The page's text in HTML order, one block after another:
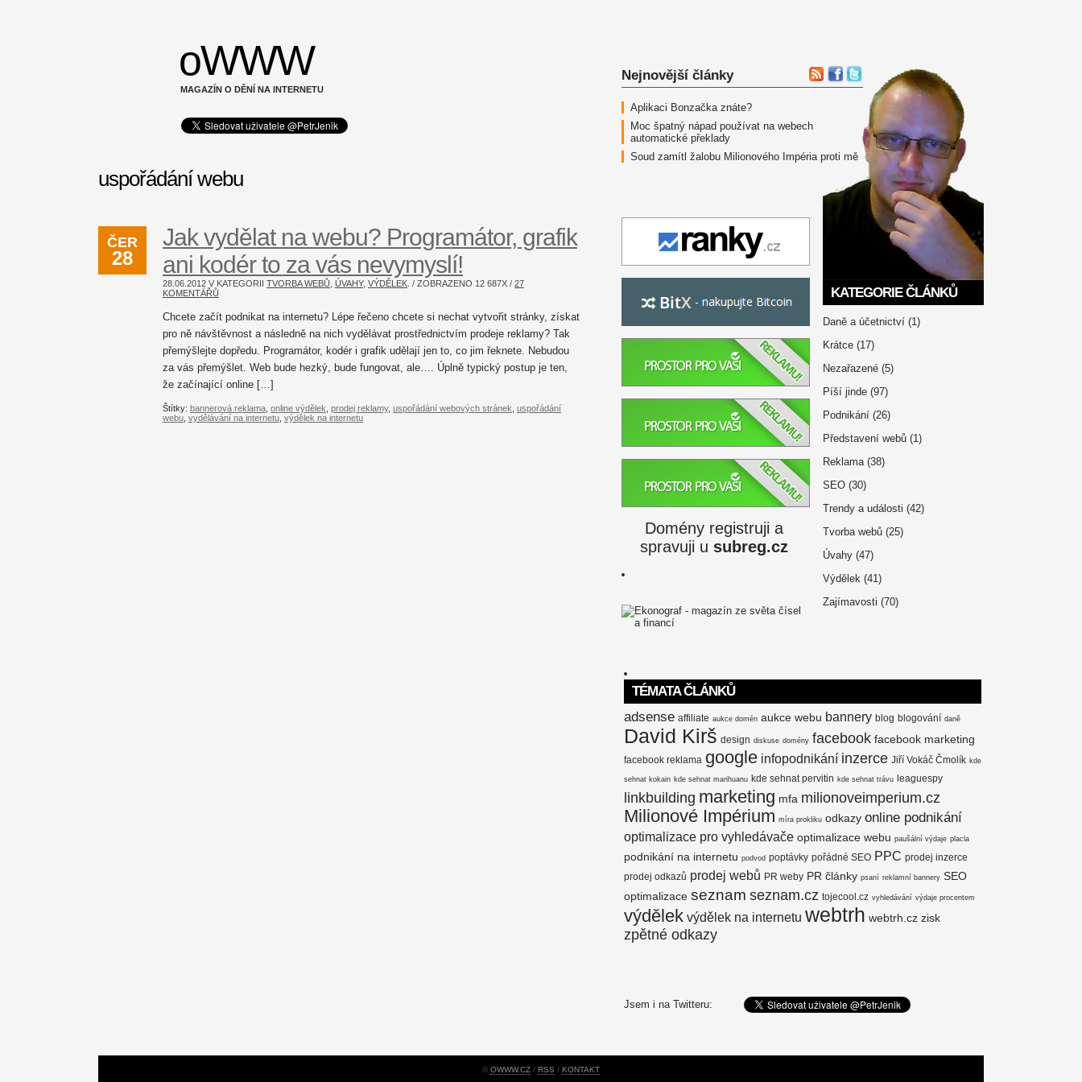
oWWW
MAGAZÍN O DĚNÍ NA INTERNETU
Nejnovější články
Aplikaci Bonzačka znáte?
Moc špatný nápad používat na webech
automatické překlady
Soud zamítl žalobu Milionového Impéria proti mě
Domény registruji a
spravuji u subreg.cz
KATEGORIE ČLÁNKŮ
Daně a účetnictví (1)
Krátce (17)
Nezařazené (5)
Píší jinde (97)
Podnikání (26)
Představení webů (1)
Reklama(38)
SEO (30)
Trendy a události (42)
Tvorba webů (25)
Úvahy (47)
Výdělek (41)
Zajímavosti (70)
TÉMATA ČLÁNKŮ
adsense affiliate aukce domén aukce webu bannery blog blogování daně
David Kirš design diskuse domény facebook facebook marketing
facebook reklama google infopodnikání inzerce Jiří Vokáč Čmolík kde
sehnat kokain kde sehnat marihuanu kde sehnat pervitin kde sehnat trávu leaguespy
linkbuilding marketing mfa milionoveimperium.cz
Milionové Impérium míra prokliku odkazy online podnikání
optimalizace pro vyhledávače optimalizace webu paušální výdaje placla
podnikání na internetu podvod poptávky pořádné SEO PPC prodej inzerce
prodej odkazů prodej webů PR weby PR články psaní reklamní bannery SEO
optimalizace seznam seznam.cz tojecool.cz vyhledávání výdaje procentem
výdělek výdělek na internetu webtrh webtrh.cz zisk
zpětné odkazy
Jsem i na Twitteru:
uspořádání webu
ČER
28
Jak vydělat na webu? Programátor, grafik
ani kodér to za vás nevymyslí!
28.06.2012 V KATEGORII TVORBA WEBŮ, ÚVAHY, VÝDĚLEK. / ZOBRAZENO 12 687X / 27
KOMENTÁŘŮ
Chcete začít podnikat na internetu? Lépe řečeno chcete si nechat vytvořit stránky, získat
pro ně návštěvnost a následně na nich vydělávat prostřednictvím prodeje reklamy? Tak
přemýšlejte dopředu. Programátor, kodér i grafik udělají jen to, co jim řeknete. Nebudou
za vás přemýšlet. Web bude hezký, bude fungovat, ale…. Úplně typický postup je ten,
že začínající online […]
Štítky: bannerová reklama, online výdělek, prodej reklamy, uspořádání webových stránek, uspořádání
webu, vydělávání na internetu, výdělek na internetu
© OWWW.CZ / RSS / KONTAKT